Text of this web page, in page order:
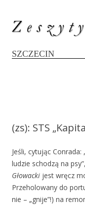
SZCZECIN
(zs): STS
Jeśli, cytując
ludzie schodzą na
Głowacki jest wręcz
Przeholowany do
nie – „gnije”!) na